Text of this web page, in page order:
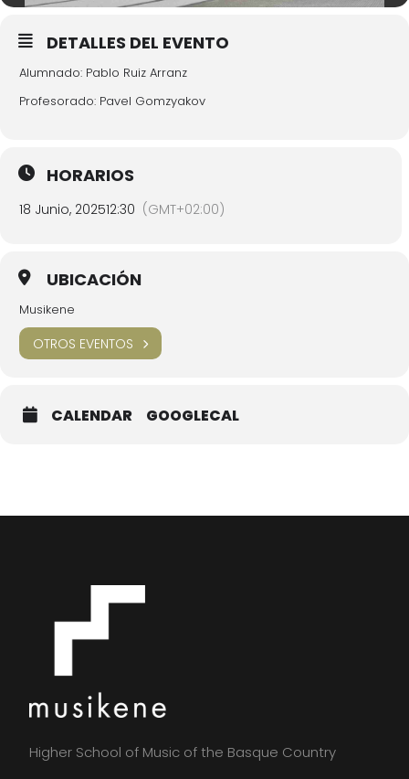
DETALLES DEL EVENTO
Alumnado: Pablo Ruiz Arranz
Profesorado: Pavel Gomzyakov
HORARIOS
18 Junio, 202512:30 (GMT+02:00)
UBICACIÓN
Musikene
OTROS EVENTOS
CALENDAR GOOGLECAL
Higher School of Music of the Basque Country